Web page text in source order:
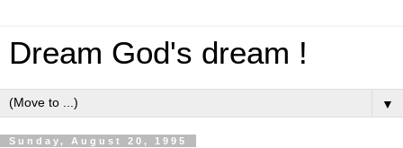
Dream God's dream !
▼
Sunday, August 20, 1995